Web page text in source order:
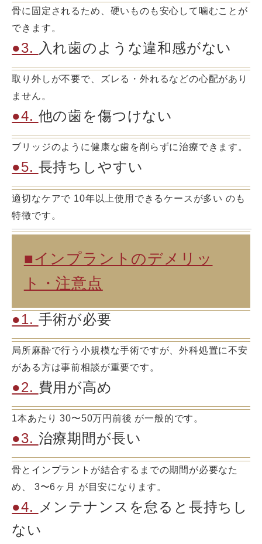
骨に固定されるため、硬いものも安心して噛むことが
できます。
●3. 入れ歯のような違和感がない
取り外しが不要で、ズレる・外れるなどの心配があり
ません。
●4. 他の歯を傷つけない
ブリッジのように健康な歯を削らずに治療できます。
●5. 長持ちしやすい
適切なケアで 10年以上使用できるケースが多い のも
特徴です。
■インプラントのデメリッ
ト・注意点
●1. 手術が必要
局所麻酔で行う小規模な手術ですが、外科処置に不安
がある方は事前相談が重要です。
●2. 費用が高め
1本あたり 30〜50万円前後 が一般的です。
●3. 治療期間が長い
骨とインプラントが結合するまでの期間が必要なた
め、 3〜6ヶ月 が目安になります。
●4. メンテナンスを怠ると長持ちし
ない